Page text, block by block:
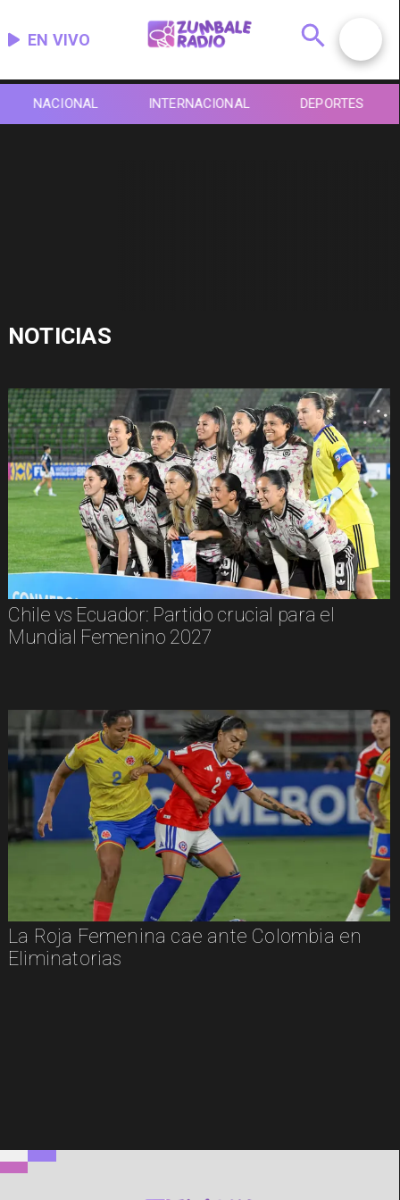
EN VIVO
NACIONAL INTERNACIONAL DEPORTES
NOTICIAS
Chile vs Ecuador: Partido crucial para el
Mundial Femenino 2027
La Roja Femenina cae ante Colombia en
Eliminatorias